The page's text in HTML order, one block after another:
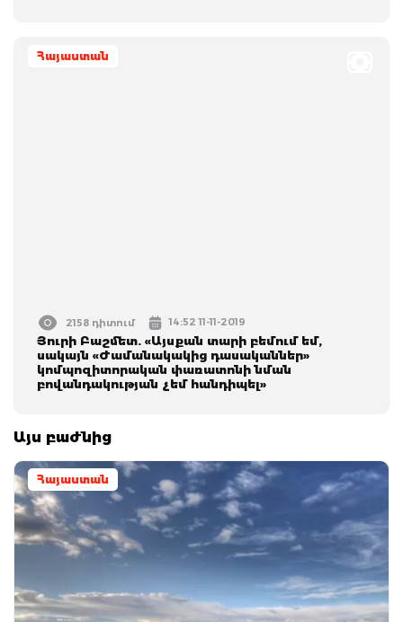
Հայաստան
2158 դիտում 14:52 11-11-2019
Յուրի Բաշմետ. «Այսքան տարի բեմում եմ‚
սակայն «Ժամանակակից դասականներ»
կոմպոզիտորական փառատոնի նման
բովանդակության չեմ հանդիպել»
Այս բաժնից
Հայաստան